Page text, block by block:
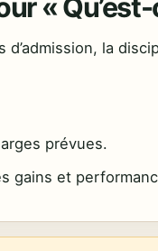
«
la
prévues.
gains et